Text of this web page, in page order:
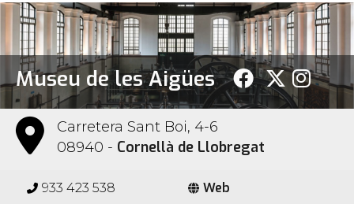
Museu de les Aigües
Carretera Sant Boi, 4-6
08940 - Cornellà de Llobregat
933 423 538 Web